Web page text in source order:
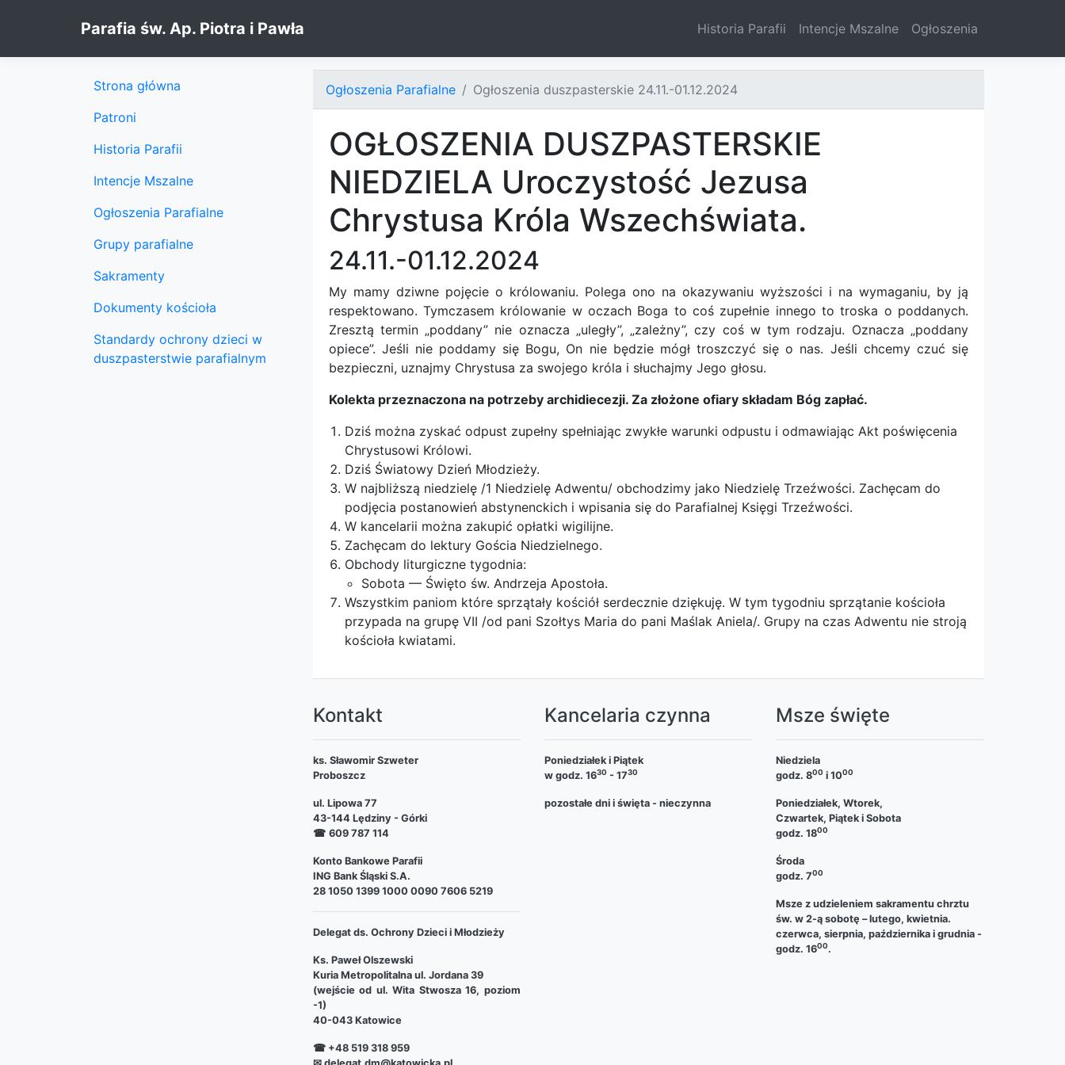
Parafia św. Ap. Piotra i Pawła Historia Parafii Intencje Mszalne Ogłoszenia
Ogłoszenia Parafialne Ogłoszenia duszpasterskie 24.11.-01.12.2024
OGŁOSZENIA DUSZPASTERSKIE
NIEDZIELA Uroczystość Jezusa
Chrystusa Króla Wszechświata.
24.11.-01.12.2024
My mamy dziwne pojęcie o królowaniu. Polega ono na okazywaniu wyższości i na wymaganiu, by ją
respektowano. Tymczasem królowanie w oczach Boga to coś zupełnie innego to troska o poddanych.
Zresztą termin „poddany” nie oznacza „uległy”, „zależny”, czy coś w tym rodzaju. Oznacza „poddany
opiece”. Jeśli nie poddamy się Bogu, On nie będzie mógł troszczyć się o nas. Jeśli chcemy czuć się
bezpieczni, uznajmy Chrystusa za swojego króla i słuchajmy Jego głosu.
Kolekta przeznaczona na potrzeby archidiecezji. Za złożone ofiary składam Bóg zapłać.
Dziś można zyskać odpust zupełny spełniając zwykłe warunki odpustu i odmawiając Akt poświęcenia
Chrystusowi Królowi.
Dziś Światowy Dzień Młodzieży.
W najbliższą niedzielę /1 Niedzielę Adwentu/ obchodzimy jako Niedzielę Trzeźwości. Zachęcam do
podjęcia postanowień abstynenckich i wpisania się do Parafialnej Księgi Trzeźwości.
W kancelarii można zakupić opłatki wigilijne.
Zachęcam do lektury Gościa Niedzielnego.
Obchody liturgiczne tygodnia:
Sobota — Święto św. Andrzeja Apostoła.
Wszystkim paniom które sprzątały kościół serdecznie dziękuję. W tym tygodniu sprzątanie kościoła
przypada na grupę VII /od pani Szołtys Maria do pani Maślak Aniela/. Grupy na czas Adwentu nie stroją
kościoła kwiatami.
Strona główna
Patroni
Historia Parafii
Intencje Mszalne
Ogłoszenia Parafialne
Grupy parafialne
Sakramenty
Dokumenty kościoła
Standardy ochrony dzieci w
duszpasterstwie parafialnym
Kontakt
ks. Sławomir Szweter
Proboszcz
ul. Lipowa 77
43-144 Lędziny - Górki
☎ 609 787 114
Konto Bankowe Parafii
ING Bank Śląski S.A.
28 1050 1399 1000 0090 7606 5219
Delegat ds. Ochrony Dzieci i Młodzieży
Ks. Paweł Olszewski
Kuria Metropolitalna ul. Jordana 39
(wejście od ul. Wita Stwosza 16, poziom
-1)
40-043 Katowice
☎ +48 519 318 959
Kancelaria czynna
Poniedziałek i Piątek
w godz. 1630 - 1730
pozostałe dni i święta - nieczynna
Msze święte
Niedziela
godz. 800 i 1000
Poniedziałek, Wtorek,
Czwartek, Piątek i Sobota
godz. 1800
Środa
godz. 700
Msze z udzieleniem sakramentu chrztu
św. w 2-ą sobotę – lutego, kwietnia.
czerwca, sierpnia, października i grudnia -
godz. 1600.